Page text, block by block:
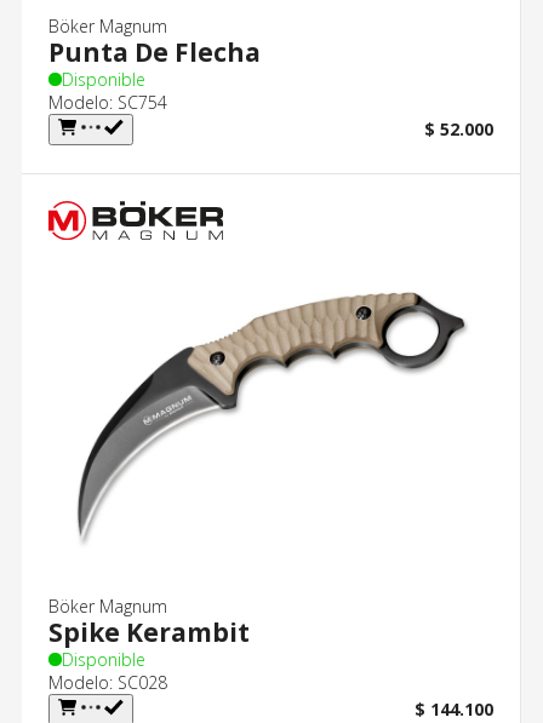
Böker Magnum
Punta De Flecha
Disponible
Modelo: SC754
$ 52.000
Böker Magnum
Spike Kerambit
Disponible
Modelo: SC028
$ 144.100